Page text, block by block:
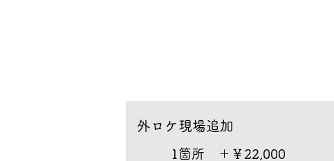
​外ロケ現場追加
1箇所 ＋￥22,000